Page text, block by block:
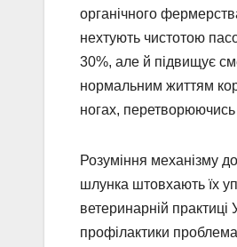
органічного
нехтують чистотою
30%, але й підвищує
нормальним життям
ногах, перетворюючись
Розуміння механізму
шлунка штовхають їх
ветеринарній практиці
профілактики